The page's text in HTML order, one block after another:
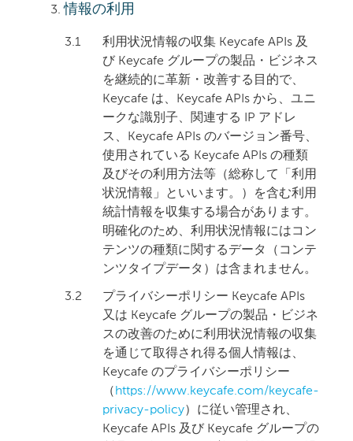
情報の利用
3.1
利用状況情報の収集 Keycafe APIs 及
び Keycafe グループの製品・ビジネス
を継続的に革新・改善する目的で、
Keycafe は、Keycafe APIs から、ユニ
ークな識別子、関連する IP アドレ
ス、Keycafe APIs のバージョン番号、
使用されている Keycafe APIs の種類
及びその利用方法等（総称して「利用
状況情報」といいます。）を含む利用
統計情報を収集する場合があります。
明確化のため、利用状況情報にはコン
テンツの種類に関するデータ（コンテ
ンツタイプデータ）は含まれません。
3.2
プライバシーポリシー Keycafe APIs
又は Keycafe グループの製品・ビジネ
スの改善のために利用状況情報の収集
を通じて取得され得る個人情報は、
Keycafe のプライバシーポリシー
（ https://www.keycafe.com/keycafe-
privacy-policy）に従い管理され、
Keycafe APIs 及び Keycafe グループの